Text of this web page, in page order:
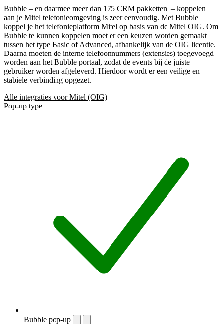
Bubble – en daarmee meer dan 175 CRM pakketten – koppelen
aan je Mitel telefonieomgeving is zeer eenvoudig. Met Bubble
koppel je het telefonieplatform Mitel op basis van de Mitel OIG. Om
Bubble te kunnen koppelen moet er een keuzen worden gemaakt
tussen het type Basic of Advanced, afhankelijk van de OIG licentie.
Daarna moeten de interne telefoonnummers (extensies) toegevoegd
worden aan het Bubble portaal, zodat de events bij de juiste
gebruiker worden afgeleverd. Hierdoor wordt er een veilige en
stabiele verbinding opgezet.
Alle integraties voor Mitel (OIG)
Pop-up type
Bubble pop-up